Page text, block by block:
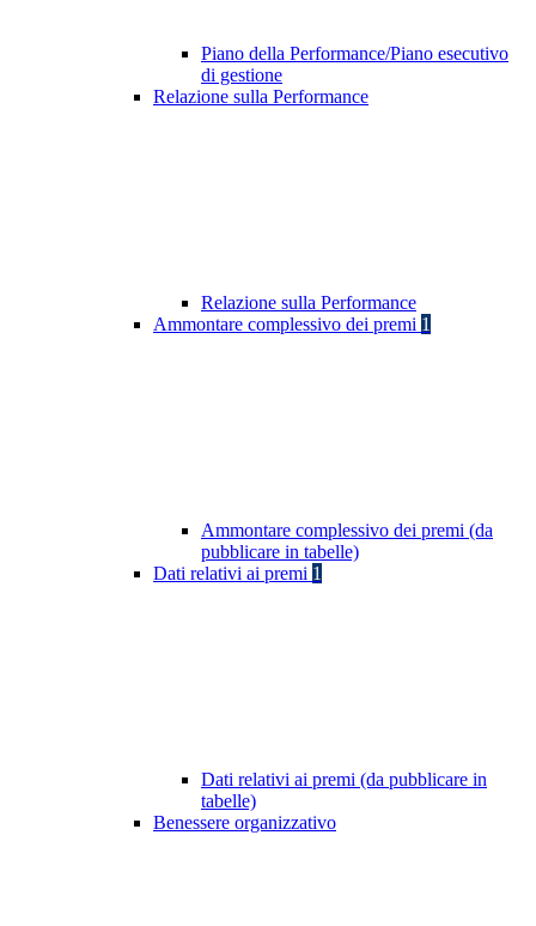
Piano della Performance/Piano esecutivo
di gestione
Relazione sulla Performance
Relazione sulla Performance
Ammontare complessivo dei premi 1
Ammontare complessivo dei premi (da
pubblicare in tabelle)
Dati relativi ai premi 1
Dati relativi ai premi (da pubblicare in
tabelle)
Benessere organizzativo